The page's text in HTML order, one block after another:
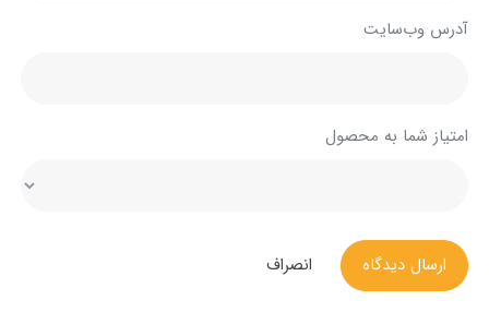
آدرس وب‌سایت
امتیاز شما به محصول
ارسال دیدگاه انصراف